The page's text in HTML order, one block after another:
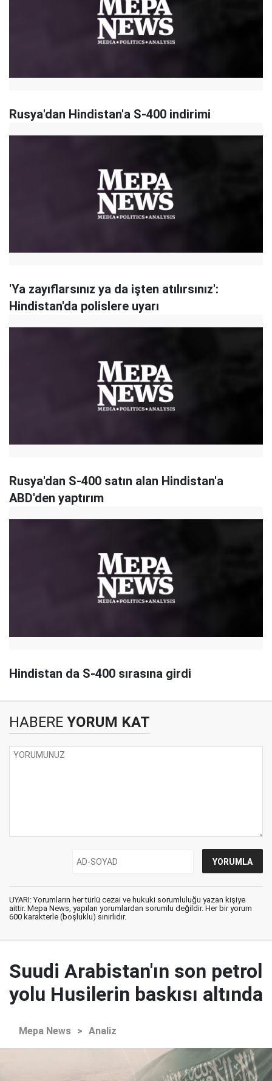
Rusya'dan Hindistan'a S-400 indirimi
'Ya zayıflarsınız ya da işten atılırsınız':
Hindistan'da polislere uyarı
Rusya'dan S-400 satın alan Hindistan'a
ABD'den yaptırım
Hindistan da S-400 sırasına girdi
HABERE YORUM KAT
UYARI: Yorumların her türlü cezai ve hukuki sorumluluğu yazan kişiye
aittir. Mepa News, yapılan yorumlardan sorumlu değildir. Her bir yorum
600 karakterle (boşluklu) sınırlıdır.
Suudi Arabistan'ın son petrol
yolu Husilerin baskısı altında
Mepa News > Analiz